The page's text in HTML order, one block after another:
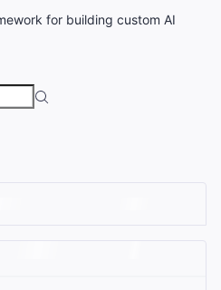
for building custom AI